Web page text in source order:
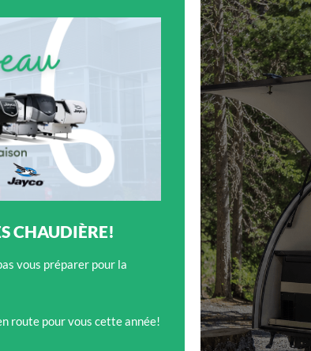
CHAUDIÈRE!
vous préparer pour la
route pour vous cette année!